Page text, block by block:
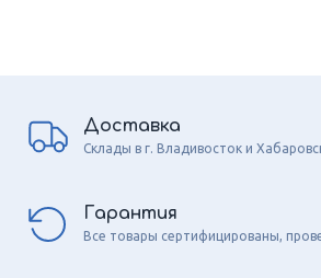
Доставка
Склады в г. Владивосток и
Гарантия
Все товары сертифицированы,